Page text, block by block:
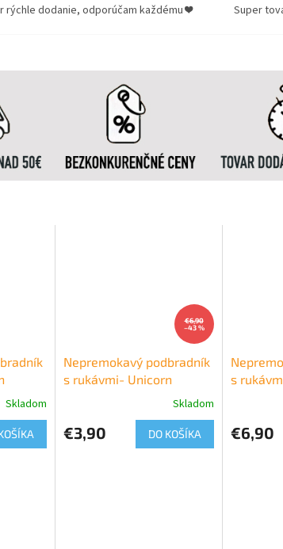
Skladom
€6,90
–43 %
Nepremokavý podbradník
s rukávmi- Unicorn
Skladom
€3,90 DO KOŠÍKA
s
€6,90
rýchle dodanie, odporúčam každému ❤️ Super